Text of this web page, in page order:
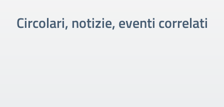
Circolari, notizie, eventi correlati